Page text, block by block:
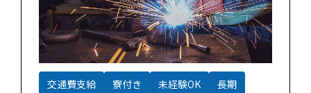
交通費支給 寮付き 未経験OK 長期